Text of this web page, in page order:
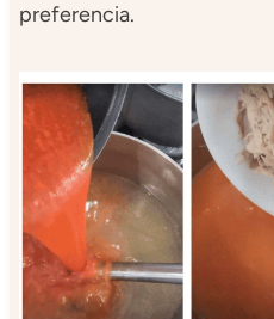
preferencia.